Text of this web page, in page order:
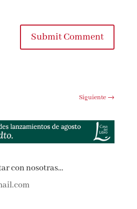
para la próxima vez que
Submit Comment
con nosotras…